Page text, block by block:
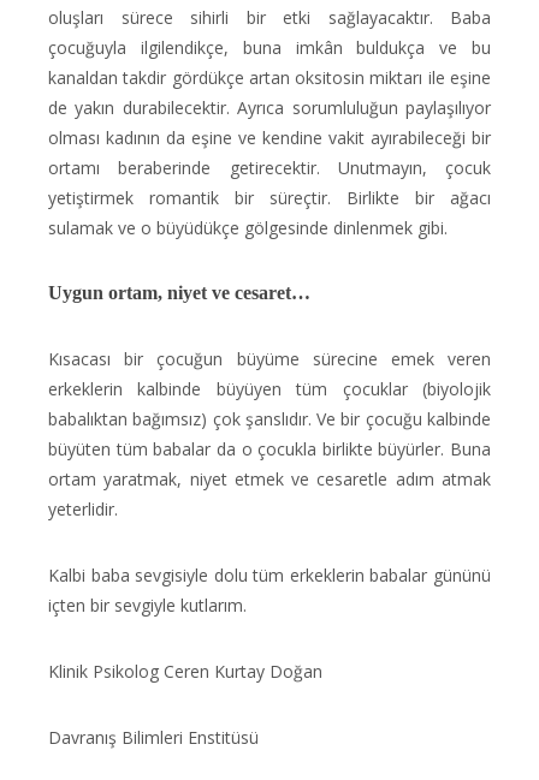
oluşları sürece sihirli bir etki sağlayacaktır. Baba
çocuğuyla ilgilendikçe, buna imkân buldukça ve bu
kanaldan takdir gördükçe artan oksitosin miktarı ile eşine
de yakın durabilecektir. Ayrıca sorumluluğun paylaşılıyor
olması kadının da eşine ve kendine vakit ayırabileceği bir
ortamı beraberinde getirecektir. Unutmayın, çocuk
yetiştirmek romantik bir süreçtir. Birlikte bir ağacı
sulamak ve o büyüdükçe gölgesinde dinlenmek gibi.
Uygun ortam, niyet ve cesaret…
Kısacası bir çocuğun büyüme sürecine emek veren
erkeklerin kalbinde büyüyen tüm çocuklar (biyolojik
babalıktan bağımsız) çok şanslıdır. Ve bir çocuğu kalbinde
büyüten tüm babalar da o çocukla birlikte büyürler. Buna
ortam yaratmak, niyet etmek ve cesaretle adım atmak
yeterlidir.
Kalbi baba sevgisiyle dolu tüm erkeklerin babalar gününü
içten bir sevgiyle kutlarım.
Klinik Psikolog Ceren Kurtay Doğan
Davranış Bilimleri Enstitüsü